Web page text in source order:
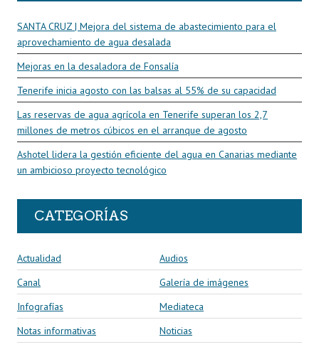
SANTA CRUZ | Mejora del sistema de abastecimiento para el
aprovechamiento de agua desalada
Mejoras en la desaladora de Fonsalía
Tenerife inicia agosto con las balsas al 55% de su capacidad
Las reservas de agua agrícola en Tenerife superan los 2,7
millones de metros cúbicos en el arranque de agosto
Ashotel lidera la gestión eficiente del agua en Canarias mediante
un ambicioso proyecto tecnológico
CATEGORÍAS
Actualidad
Audios
Canal
Galería de imágenes
Infografías
Mediateca
Notas informativas
Noticias